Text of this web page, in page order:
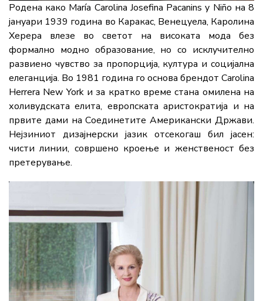
Родена како María Carolina Josefina Pacanins y Niño на 8
јануари 1939 година во Каракас, Венецуела, Каролина
Херера влезе во светот на високата мода без
формално модно образование, но со исклучително
развиено чувство за пропорција, култура и социјална
елеганција. Во 1981 година го основа брендот Carolina
Herrera New York и за кратко време стана омилена на
холивудската елита, европската аристократија и на
првите дами на Соединетите Американски Држави.
Нејзиниот дизајнерски јазик отсекогаш бил јасен:
чисти линии, совршено кроење и женственост без
претерување.